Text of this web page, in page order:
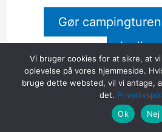
Gør
solcelle
Solbio biologisk
Vi bruger cookies for at sikre, at
oplevelse på vores hjemmeside.
bruge dette websted, vil vi antage,
det.
Ok
Nej